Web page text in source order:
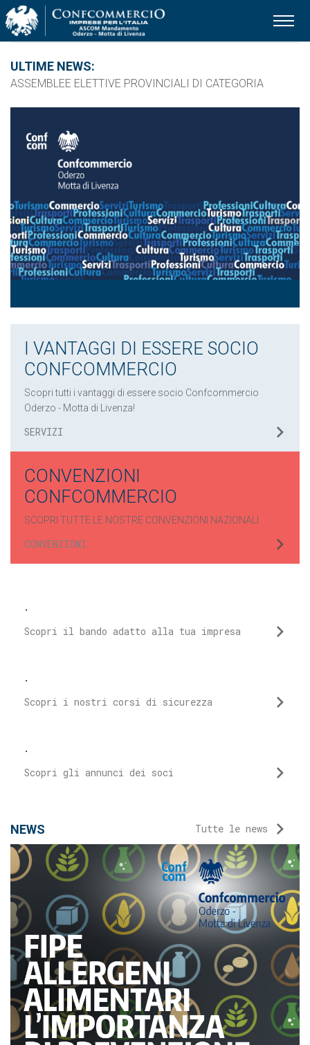
ULTIME NEWS:
ASSEMBLEE ELETTIVE PROVINCIALI DI CATEGORIA
I VANTAGGI DI ESSERE SOCIO
CONFCOMMERCIO
Scopri tutti i vantaggi di essere socio Confcommercio
Oderzo - Motta di Livenza!
SERVIZI
CONVENZIONI
CONFCOMMERCIO
SCOPRI TUTTE LE NOSTRE CONVENZIONI NAZIONALI
CONVENZIONI
.
Scopri il bando adatto alla tua impresa
.
Scopri i nostri corsi di sicurezza
.
Scopri gli annunci dei soci
NEWS Tutte le news